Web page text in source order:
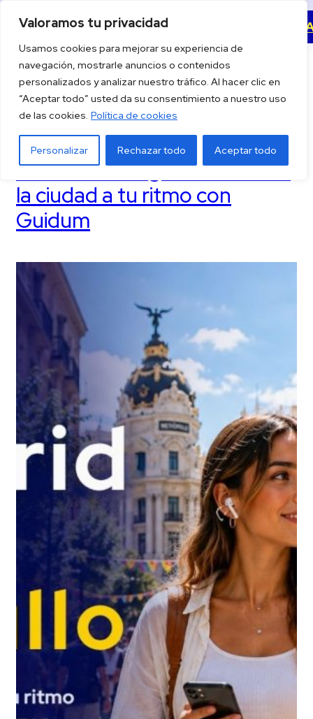
Valoramos tu privacidad
Usamos cookies para mejorar su experiencia de
navegación, mostrarle anuncios o contenidos
personalizados y analizar nuestro tráfico. Al hacer clic en
“Aceptar todo” usted da su consentimiento a nuestro uso
de las cookies. Política de cookies
Personalizar Rechazar todo Aceptar todo
Saltar
contenido
Descargar la
Categoría:Sin
categoría
Madrid con Orgullo: descubre
la ciudad a tu ritmo con
Guidum